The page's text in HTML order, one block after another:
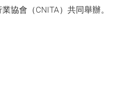
協會（CNITA）共同舉辦。